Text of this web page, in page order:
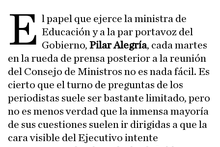
E l papel que ejerce la ministra de
Educación y a la par portavoz del
Gobierno, Pilar Alegría, cada martes
en la rueda de prensa posterior a la reunión
del Consejo de Ministros no es nada fácil. Es
cierto que el turno de preguntas de los
periodistas suele ser bastante limitado, pero
no es menos verdad que la inmensa mayoría
de sus cuestiones suelen ir dirigidas a que la
cara visible del Ejecutivo intente